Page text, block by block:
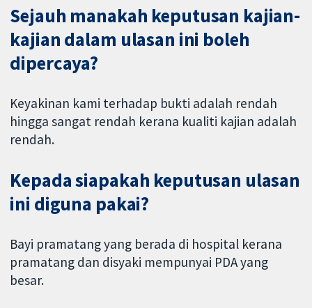
Sejauh manakah keputusan kajian-
kajian dalam ulasan ini boleh
dipercaya?
Keyakinan kami terhadap bukti adalah rendah
hingga sangat rendah kerana kualiti kajian adalah
rendah.
Kepada siapakah keputusan ulasan
ini diguna pakai?
Bayi pramatang yang berada di hospital kerana
pramatang dan disyaki mempunyai PDA yang
besar.